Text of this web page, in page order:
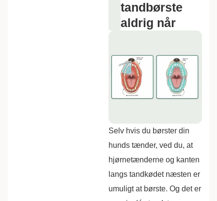
tandbørste
aldrig når
Selv hvis du børster din
hunds tænder, ved du, at
hjørnetænderne og kanten
langs tandkødet næsten er
umuligt at børste. Og det er